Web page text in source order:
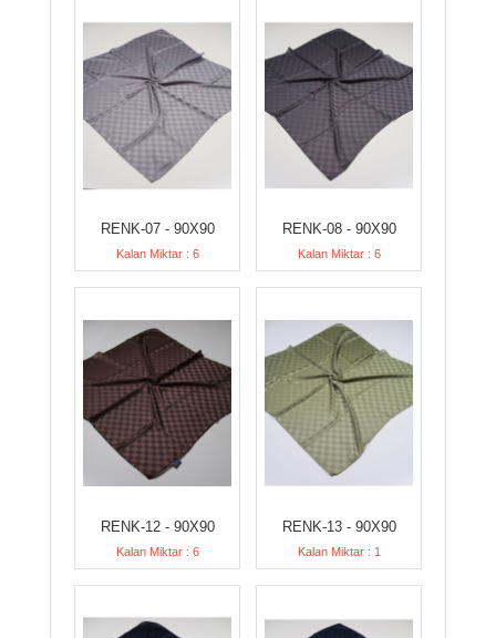
RENK-07 - 90X90
Kalan Miktar : 6
RENK-08 - 90X90
Kalan Miktar : 6
RENK-12 - 90X90
Kalan Miktar : 6
RENK-13 - 90X90
Kalan Miktar : 1